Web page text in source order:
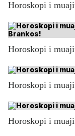
Horoskopi i
Horoskopi i
Horoskopi i
Horoskopi i